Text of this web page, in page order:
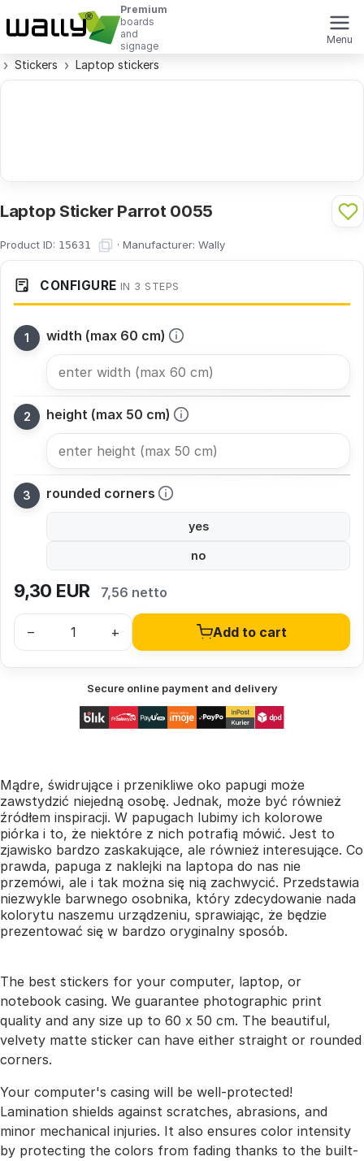
Premium
boards
and
signage
Menu
Stickers Laptop stickers
Laptop Sticker Parrot 0055
Product ID: 15631 · Manufacturer: Wally
CONFIGURE IN 3 STEPS
width (max 60 cm)
height (max 50 cm)
rounded corners
yes
no
9,30 EUR 7,56 netto
– + Add to cart
Secure online payment and delivery
Mądre, świdrujące i przenikliwe oko papugi może
zawstydzić niejedną osobę. Jednak, może być również
źródłem inspiracji. W papugach lubimy ich kolorowe
piórka i to, że niektóre z nich potrafią mówić. Jest to
zjawisko bardzo zaskakujące, ale również interesujące. Co
prawda, papuga z naklejki na laptopa do nas nie
przemówi, ale i tak można się nią zachwycić. Przedstawia
niezwykle barwnego osobnika, który zdecydowanie nada
kolorytu naszemu urządzeniu, sprawiając, że będzie
prezentować się w bardzo oryginalny sposób.
The best stickers for your computer, laptop, or
notebook casing. We guarantee photographic print
quality and any size up to 60 x 50 cm. The beautiful,
velvety matte sticker can have either straight or rounded
corners.
Your computer's casing will be well-protected!
Lamination shields against scratches, abrasions, and
minor mechanical injuries. It also ensures color intensity
by protecting the colors from fading thanks to the built-